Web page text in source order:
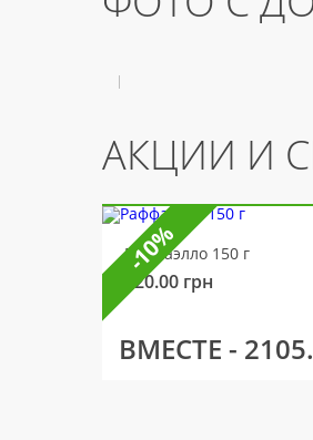
АКЦИИ И
Раффаэлло 150 г
320.00 грн
ВМЕСТЕ -
-10%